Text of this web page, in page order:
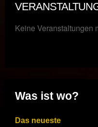
Keine Veranstaltungen
Was ist wo?
Das neueste